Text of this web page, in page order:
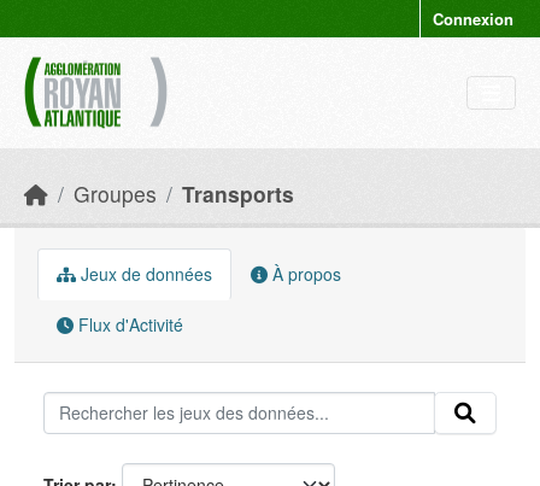
Connexion
Groupes Transports
Jeux de données À propos
Flux d'Activité